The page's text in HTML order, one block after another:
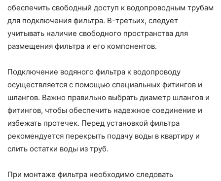
обеспечить свободный доступ к водопроводным трубам
для подключения фильтра. В-третьих, следует
учитывать наличие свободного пространства для
размещения фильтра и его компонентов.
Подключение водяного фильтра к водопроводу
осуществляется с помощью специальных фитингов и
шлангов. Важно правильно выбрать диаметр шлангов и
фитингов, чтобы обеспечить надежное соединение и
избежать протечек. Перед установкой фильтра
рекомендуется перекрыть подачу воды в квартиру и
слить остатки воды из труб.
При монтаже фильтра необходимо следовать